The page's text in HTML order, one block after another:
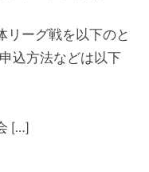
ーグ戦を以下のと
込方法などは以下
[…]